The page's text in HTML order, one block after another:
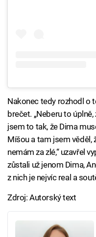
Nakonec tedy rozhodl o
brečet. „Neberu to
jsem to tak, že Dima
Míšou a tam jsem věděl,
nemám za zlé,“ uzavřel
zůstali už jenom Dima,
z nich je nejvíc real a
Zdroj: Autorský text